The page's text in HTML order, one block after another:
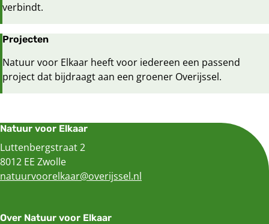
verbindt.
Projecten
Natuur voor Elkaar heeft voor iedereen een passend
project dat bijdraagt aan een groener Overijssel.
Natuur voor Elkaar
Luttenbergstraat 2
8012 EE Zwolle
natuurvoorelkaar@overijssel.nl
Over Natuur voor Elkaar